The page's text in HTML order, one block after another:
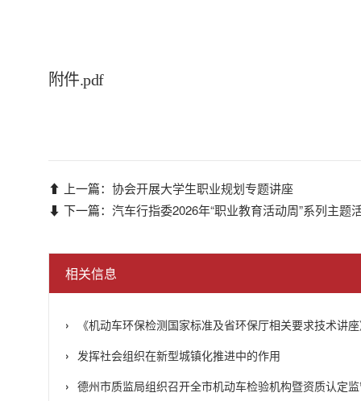
附件.pdf
⬆ 上一篇： 协会开展大学生职业规划专题讲座
⬇ 下一篇： 汽车行指委2026年“职业教育活动周”系列主
相关信息
《机动车环保检测国家标准及省环保厅相关要求技术讲
发挥社会组织在新型城镇化推进中的作用
德州市质监局组织召开全市机动车检验机构暨资质认定